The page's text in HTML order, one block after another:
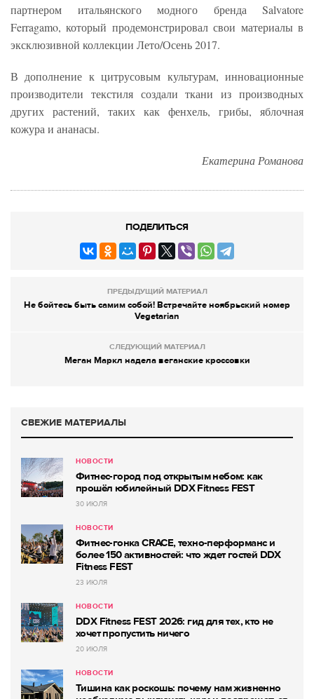
партнером итальянского модного бренда Salvatore
Ferragamo, который продемонстрировал свои материалы в
эксклюзивной коллекции Лето/Осень 2017.
В дополнение к цитрусовым культурам, инновационные
производители текстиля создали ткани из производных
других растений, таких как фенхель, грибы, яблочная
кожура и ананасы.
Екатерина Романова
ПОДЕЛИТЬСЯ
ПРЕДЫДУЩИЙ МАТЕРИАЛ
Не бойтесь быть самим собой! Встречайте ноябрьский номер
Vegetarian
СЛЕДУЮЩИЙ МАТЕРИАЛ
Меган Маркл надела веганские кроссовки
СВЕЖИЕ МАТЕРИАЛЫ
НОВОСТИ
Фитнес-город под открытым небом: как
прошёл юбилейный DDX Fitness FEST
30 ИЮЛЯ
НОВОСТИ
Фитнес-гонка CRACE, техно-перформанс и
более 150 активностей: что ждет гостей DDX
Fitness FEST
23 ИЮЛЯ
НОВОСТИ
DDX Fitness FEST 2026: гид для тех, кто не
хочет пропустить ничего
20 ИЮЛЯ
НОВОСТИ
Тишина как роскошь: почему нам жизненно